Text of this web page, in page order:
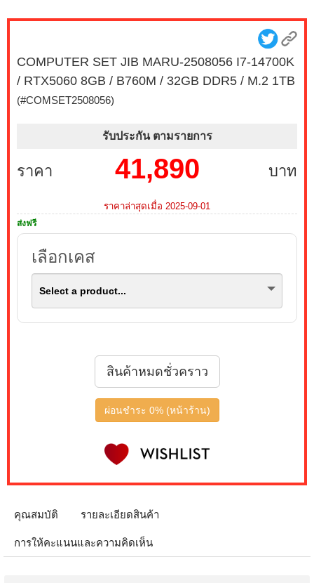
27G550B-B 300Hz G-SYNC-COM (1 เซ็ต ต่อ 1 จอ)
บาท เหลือเพียง 2,300 บาท MONITOR 23.8 MSI IPS
PRO MP243L E14 144Hz FREESYNC (1 เซ็ต ต่อ 1 จอ)
ซื้อพร้อมคอมเซ็ต ลดทันที 200 บาท จากปกติ 1,000 บาท
เหลือเพียง 800 บาท (เฉพาะกรุงเทพฯ และปริมณฑล)
บาท เหลือเพียง 2,800 บาท MONITOR 27 MSI IPS PRO
MP273L E14 144Hz FREESYNC (1 เซ็ต ต่อ 1 จอ) สนใจ
โปรโมชั่นนี้ ติดต่อ 02-017-4444
เมื่อซื้อพร้อมคอมเซ็ต ลดทันที 4,000 บาท จากปกติ 9,900
บาท เหลือเพียง 5,900 บาท MONITOR 32 SAMSUNG
IPS G5 G50F LS32FG502EEXXT 2K 180Hz G-SYNC-
COM (1 เซ็ต ต่อ 1 จอ) สนใจโปรโมชั่นนี้ ติดต่อ 02-017-
เมื่อซื้อพร้อมคอมเซ็ต ลดทันที 50 บาท จากปกติ 740 บาท
เหลือเพียง 690 บาท KEYBOARD+MOUSE LOGITECH
โปรโมชั่นนี้ ติดต่อ 02-017-4444
เมื่อซื้อพร้อมคอมเซ็ต ลดทันที 400 บาท จากปกติ 4,090
บาท เหลือเพียง 3,690 บาท MICROSOFT WINDOWS 11
COMPUTER SET JIB MARU-2508056 I7-14700K
/ RTX5060 8GB / B760M / 32GB DDR5 / M.2 1TB
(#COMSET2508056)
รับประกัน ตามรายการ
ราคา บาท
41,890
ราคาล่าสุดเมื่อ 2025-09-01
ส่งฟรี
เลือกเคส
Select a product...
สินค้าหมดชั่วคราว
ผ่อนชำระ 0% (หน้าร้าน)
คุณสมบัติ รายละเอียดสินค้า
การให้คะแนนและความคิดเห็น